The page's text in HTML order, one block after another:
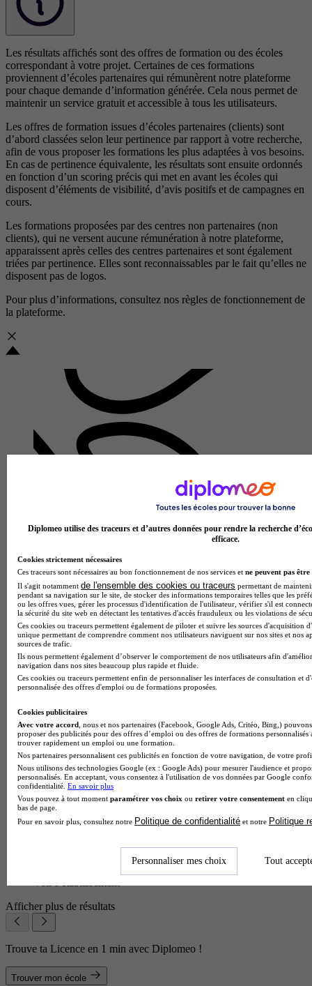
Les résultats affichés sont des offres de formation ou des écoles
correspondant à votre projet. Certaines de ces formations
proviennent d’écoles partenaires qui rémunèrent notre plateforme
pour chaque demande d’information générée. Cela nous permet de
maintenir un service gratuit et accessible à tous les utilisateurs.
Les offres de formation issues d’écoles partenaires (clients) sont
d’abord classées selon leur pertinence par rapport à votre recherche,
afin de vous proposer les formations les plus adaptées à vos besoins.
En cas de pertinence équivalente, les résultats sont ensuite ordonnés
en fonction d’un scoring précis qui met en avant les écoles qui
disposent d’éléments de visibilité, d’avis positifs et de campagnes en
cours.
Les formations proposées par des centres non partenaires (non
clients), qui ne versent aucune rémunération à notre plateforme,
apparaissent après celles des centres partenaires et sont également
triées par pertinence. Elles sont reconnaissables par le fait qu’elles ne
disposent pas de logos.
Pour plus d’informations, consultez nos règles de fonctionnement de
la plateforme.
Facultés libres de l'ouest - UCO Niort
Aucun avis
Afficher plus de résultats
Trouve ta Licence en 1 min avec Diplomeo !
Trouver mon école
Diplomeo utilise des traceurs et d’autres données pour rendre la recherche
efficace.
Cookies strictement nécessaires
Ces traceurs sont nécessaires au bon fonctionnement de nos services et ne peuvent pas être
Il s'agit notamment de l'ensemble des cookies ou traceurs permettant de
pendant sa navigation sur le site, de stocker des informations temporaires telles que les
ou les offres vues, gérer les processus d'identification de l'utilisateur, vérifier s'il est
la sécurité du site web en détectant les tentatives d'accès frauduleux ou les violations de
Ces cookies ou traceurs permettent également de piloter et suivre les sources d'acquisition
unique permettant de comprendre comment nos utilisateurs naviguent sur nos sites et nos
sources de trafic.
Ils nous permettent également d’observer le comportement de nos utilisateurs afin
navigation dans nos sites beaucoup plus rapide et fluide.
Ces cookies ou traceurs permettent enfin de personnaliser les interfaces de consultation et
personnalisée des offres d'emploi ou de formations proposées.
Cookies publicitaires
Avec votre accord , nous et nos partenaires (Facebook, Google Ads, Critéo, Bing,)
proposer des publicités pour des offres d’emploi ou des offres de formations
trouver rapidement un emploi ou une formation.
Nos partenaires personnalisent ces publicités en fonction de votre navigation, de votre
Nous utilisons des technologies Google (ex : Google Ads) pour mesurer l'audience et
personnalisés. En acceptant, vous consentez à l'utilisation de vos données par Google
confidentialité. En savoir plus
Vous pouvez à tout moment paramétrer vos choix ou retirer votre consentement en
bas de page.
Pour en savoir plus, consultez notre Politique de confidentialité et notre Politique
Personnaliser mes choix Tout